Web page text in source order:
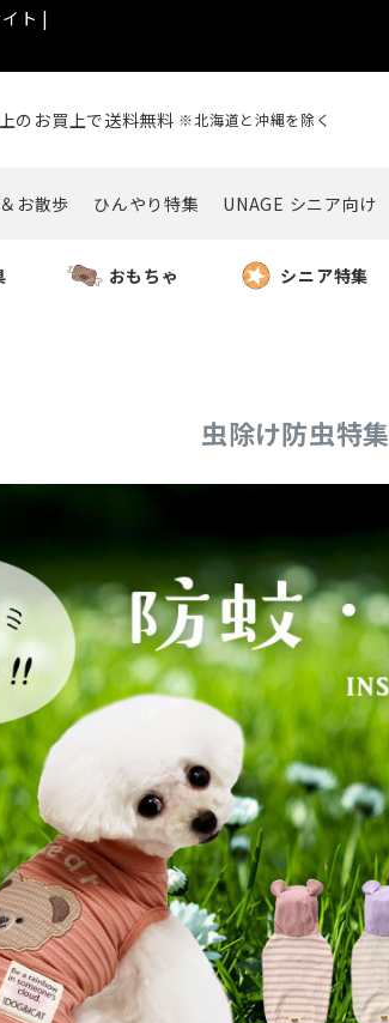
ト |
のお買上で送料無料 ※北海道と沖縄を除く
お散歩 ひんやり特集 UNAGE シニア向け
おもちゃ シニア特集
虫除け防虫特集